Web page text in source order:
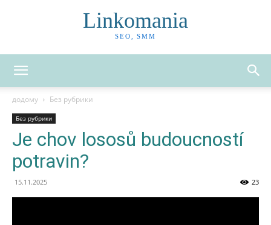
Linkomania
SEO, SMM
додому Без рубрики
Без рубрики
Je chov lososů budoucností
potravin?
15.11.2025 23